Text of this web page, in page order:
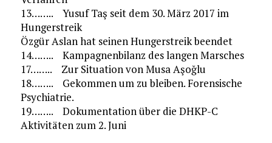
13…….. Yusuf Taş seit dem 30. März 2017 im
Hungerstreik
Özgür Aslan hat seinen Hungerstreik beendet
14…….. Kampagnenbilanz des langen Marsches
17…….. Zur Situation von Musa Aşoğlu
18…….. Gekommen um zu bleiben. Forensische
Psychiatrie.
19…….. Dokumentation über die DHKP-C
Aktivitäten zum 2. Juni